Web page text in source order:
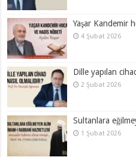
Yaşar Kandemir
4 Şubat 2026
Dille yapılan
2 Şubat 2026
Sultanlara
1 Şubat 2026